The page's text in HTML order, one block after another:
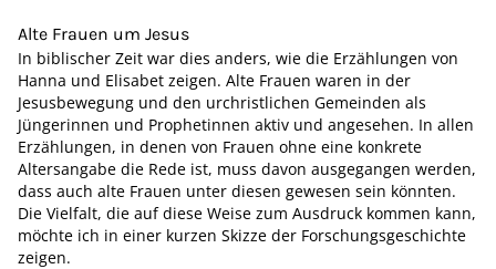
Alte Frauen um Jesus
In biblischer Zeit war dies anders, wie die Erzählungen von
Hanna und Elisabet zeigen. Alte Frauen waren in der
Jesusbewegung und den urchristlichen Gemeinden als
Jüngerinnen und Prophetinnen aktiv und angesehen. In allen
Erzählungen, in denen von Frauen ohne eine konkrete
Altersangabe die Rede ist, muss davon ausgegangen werden,
dass auch alte Frauen unter diesen gewesen sein könnten.
Die Vielfalt, die auf diese Weise zum Ausdruck kommen kann,
möchte ich in einer kurzen Skizze der Forschungsgeschichte
zeigen.